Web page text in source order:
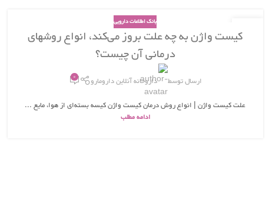
26بهمن
بانک اطلاعات دارویی
کیست واژن به چه علت بروز می‌کند، انواع روشهای
درمانی آن چیست؟
ارسال توسط داروخانه آنلاین دارومارو 0
علت کیست واژن | انواع روش درمان کیست واژن کیسه بسته‌ای از هوا، مایع ...
ادامه مطلب